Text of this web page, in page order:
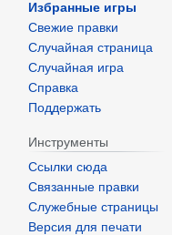
Избранные игры
Свежие правки
Случайная страница
Случайная игра
Справка
Поддержать
Инструменты
Ссылки сюда
Связанные правки
Служебные страницы
Версия для печати